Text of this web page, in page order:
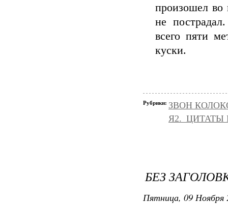
произошел во
не
всего пяти
куски.
Рубрики: ЗВОН
БЕЗ
Пятница, 09 Ноября